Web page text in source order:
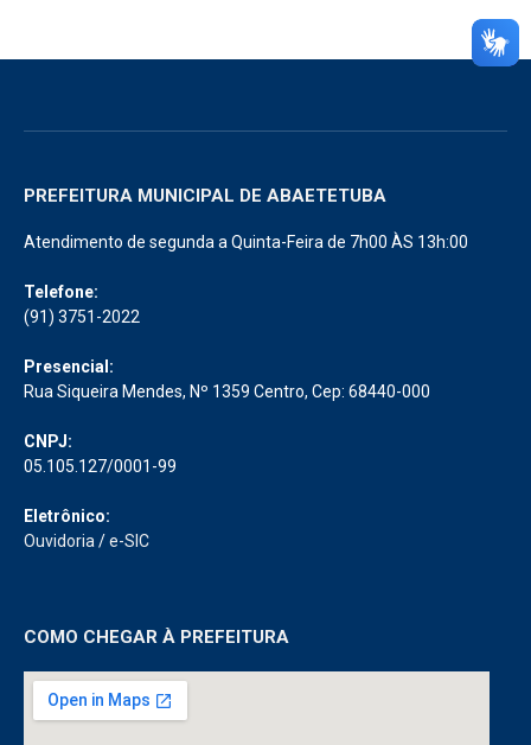
PREFEITURA MUNICIPAL DE ABAETETUBA
Atendimento de segunda a Quinta-Feira de 7h00 ÀS 13h:00
Telefone:
(91) 3751-2022
Presencial:
Rua Siqueira Mendes, Nº 1359 Centro, Cep: 68440-000
CNPJ:
05.105.127/0001-99
Eletrônico:
Ouvidoria /e-SIC
COMO CHEGAR À PREFEITURA